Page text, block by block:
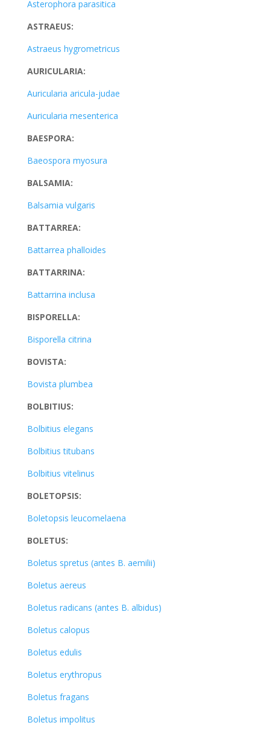
Asterophora parasitica
ASTRAEUS:
Astraeus hygrometricus
AURICULARIA:
Auricularia aricula-judae
Auricularia mesenterica
BAESPORA:
Baeospora myosura
BALSAMIA:
Balsamia vulgaris
BATTARREA:
Battarrea phalloides
BATTARRINA:
Battarrina inclusa
BISPORELLA:
Bisporella citrina
BOVISTA:
Bovista plumbea
BOLBITIUS:
Bolbitius elegans
Bolbitius titubans
Bolbitius vitelinus
BOLETOPSIS:
Boletopsis leucomelaena
BOLETUS:
Boletus spretus (antes B. aemilii)
Boletus aereus
Boletus radicans (antes B. albidus)
Boletus calopus
Boletus edulis
Boletus erythropus
Boletus fragans
Boletus impolitus